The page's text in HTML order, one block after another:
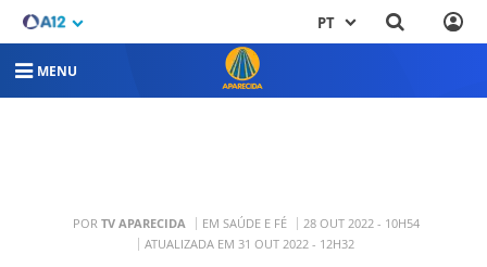
PT
MENU
POR TV APARECIDA EM SAÚDE E FÉ
28 OUT 2022 - 10H54
ATUALIZADA EM 31 OUT 2022 - 12H32